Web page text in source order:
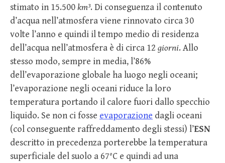
stimato in 15.500km³. Di conseguenza il contenuto
d’acqua nell’atmosfera viene rinnovato circa 30
volte l’anno e quindi il tempo medio di residenza
dell’acqua nell’atmosfera è di circa 12 giorni. Allo
stesso modo, sempre in media, l’86%
dell’evaporazione globale ha luogo negli oceani;
l’evaporazione negli oceani riduce la loro
temperatura portando il calore fuori dallo specchio
liquido. Se non ci fosse evaporazione dagli oceani
(col conseguente raffreddamento degli stessi) l’ESN
descritto in precedenza porterebbe la temperatura
superficiale del suolo a 67°C e quindi ad una